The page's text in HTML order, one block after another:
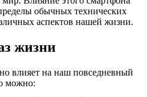
обычных технических
аспектов нашей жизни.
жизни
влияет на наш повседневный
можно: